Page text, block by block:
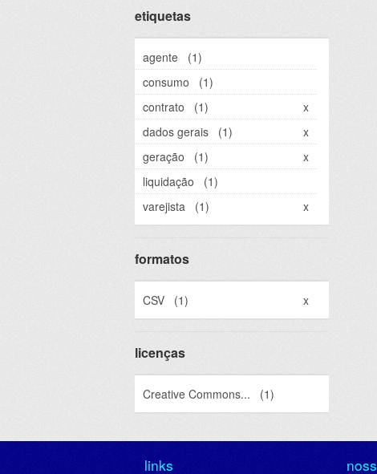
etiquetas
agente
(1)
consumo
(1)
contrato
(1)
x
dados gerais
(1)
x
geração
(1)
x
liquidação
(1)
varejista
(1) x
formatos
CSV (1) x
licenças
Creative Commons... (1)
links